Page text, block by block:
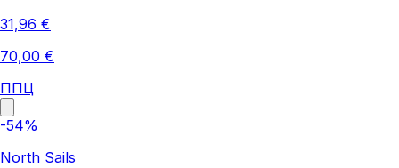
31,96 €
70,00 €
ППЦ
-54%
North Sails